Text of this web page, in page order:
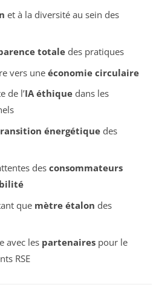
et à la diversité au sein des
totaledes pratiques
vers une économie circulaire
de l’IA éthiquedans les
énergétiquedes
des consommateurs
que mètre étalon des
avec les partenairespour le
RSE